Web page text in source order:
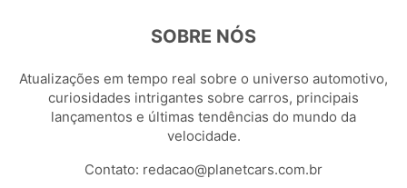
SOBRE NÓS
Atualizações em tempo real sobre o universo automotivo,
curiosidades intrigantes sobre carros, principais
lançamentos e últimas tendências do mundo da
velocidade.
Contato: redacao@planetcars.com.br